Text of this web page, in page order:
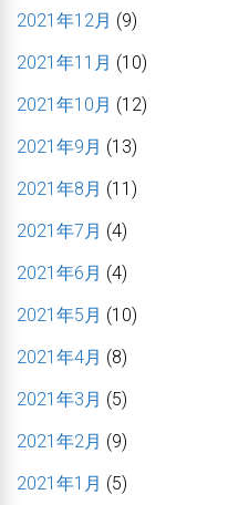
2021年12月 (9)
2021年11月 (10)
2021年10月 (12)
2021年9月 (13)
2021年8月 (11)
2021年7月 (4)
2021年6月 (4)
2021年5月 (10)
2021年4月 (8)
2021年3月 (5)
2021年2月 (9)
2021年1月 (5)